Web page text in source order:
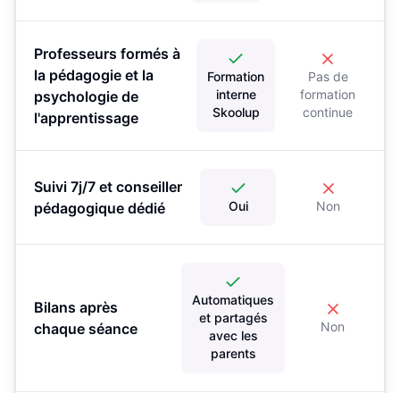
Professeurs formés à
la pédagogie et la
psychologie de
l'apprentissage
Formation
interne
Skoolup
Pas de
formation
continue
Suivi 7j/7 et conseiller
pédagogique dédié
Oui Non
Bilans après
chaque séance
Automatiques
et partagés
avec les
parents
Non